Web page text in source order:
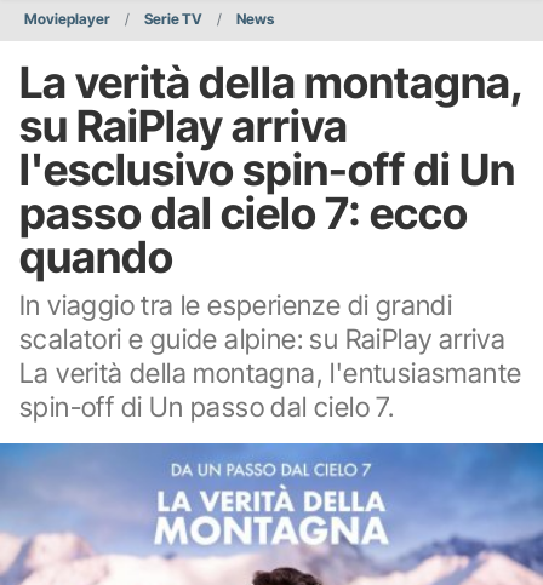
Movieplayer Serie TV News
La verità della montagna,
su RaiPlay arriva
l'esclusivo spin-off di Un
passo dal cielo 7: ecco
quando
In viaggio tra le esperienze di grandi
scalatori e guide alpine: su RaiPlay arriva
La verità della montagna, l'entusiasmante
spin-off di Un passo dal cielo 7.